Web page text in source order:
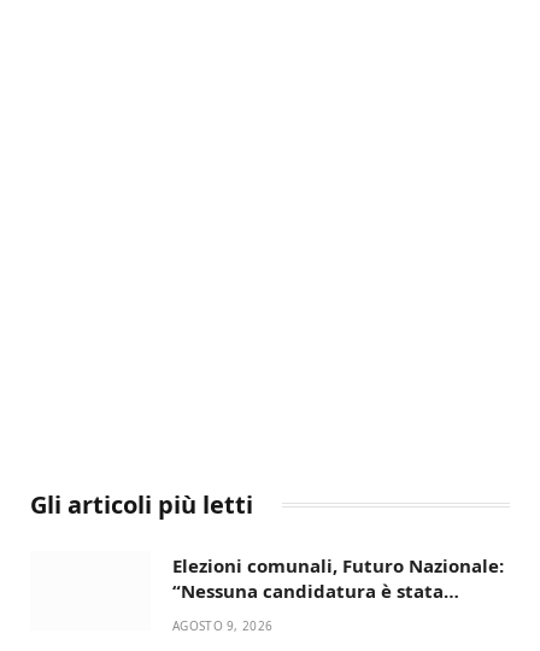
Gli articoli più letti
Elezioni comunali, Futuro Nazionale:
“Nessuna candidatura è stata
ancora decisa”
AGOSTO 9, 2026